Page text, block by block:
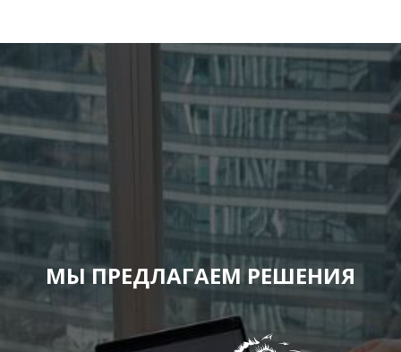
МЫ ПРЕДЛАГАЕМ РЕШЕНИЯ